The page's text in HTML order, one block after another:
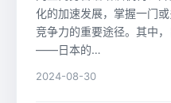
化的加速发展，掌握一门
竞争力的重要途径。其中
——日本的…
2024-08-30